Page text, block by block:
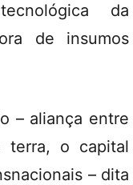
da
de insumos
– aliança entre
terra, o capital
– dita